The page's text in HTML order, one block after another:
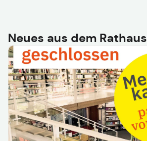
Neues aus dem Rathaus